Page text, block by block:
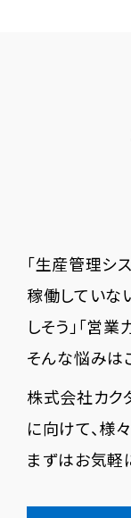
「生産管理シ
稼働していな
しそう」「営
そんな悩みは
株式会社カク
に向けて、様
まずはお気軽